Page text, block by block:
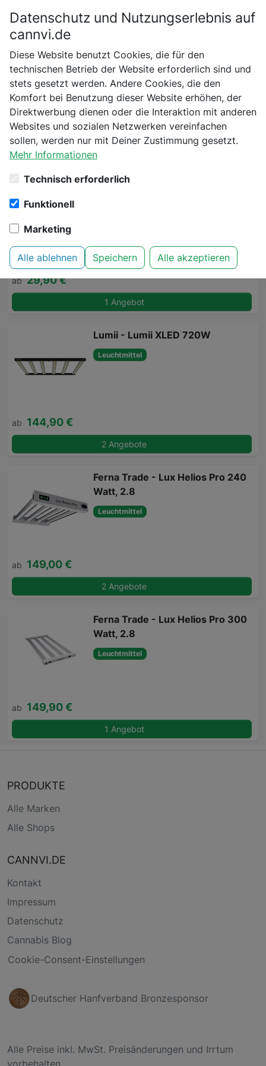
Leuchtmittel
4 Produkte aus Kategorie
Leuchtmittel gefunden
ab 29,90 €
1 Angebot
Lumii - Lumii XLED 720W
Leuchtmittel
ab 144,90 €
2 Angebote
Ferna Trade - Lux Helios Pro 240
Watt, 2.8
Leuchtmittel
ab 149,00 €
2 Angebote
Ferna Trade - Lux Helios Pro 300
Watt, 2.8
Leuchtmittel
ab 149,90 €
1 Angebot
PRODUKTE
Alle Marken
Alle Shops
CANNVI.DE
Kontakt
Impressum
Datenschutz
Cannabis Blog
Cookie-Consent-Einstellungen
Deutscher Hanfverband Bronzesponsor
Alle Preise inkl. MwSt. Preisänderungen und Irrtum
Bitte bestätige dein Alter
Bist du schon 18 Jahre alt?
Nein Ja
Datenschutz und Nutzungserlebnis auf
cannvi.de
Diese Website benutzt Cookies, die für den
technischen Betrieb der Website erforderlich sind und
stets gesetzt werden. Andere Cookies, die den
Komfort bei Benutzung dieser Website erhöhen, der
Direktwerbung dienen oder die Interaktion mit anderen
Websites und sozialen Netzwerken vereinfachen
sollen, werden nur mit Deiner Zustimmung gesetzt.
Mehr Informationen
Technisch erforderlich
Funktionell
Marketing
Alle ablehnen Speichern Alle akzeptieren